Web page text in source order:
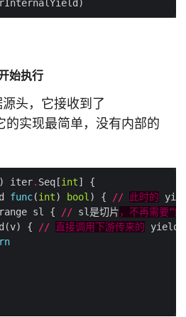
始执行
头，它接收到了
实现最简单，没有内部的
) iter. Seq[int
func(int) bool ) { // 此时的
sl { // sl是切片，不再需要“
{ // 直接调用下游传来的